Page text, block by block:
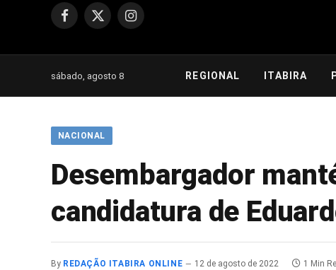
Facebook
X
Instagram
sábado, agosto 8 REGIONAL ITABIRA
NACIONAL
Desembargador
candidatura de
By REDAÇÃO ITABIRA ONLINE 12 de agosto de 2022 1 Min